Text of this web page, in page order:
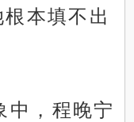
本填不出
中，程晚宁